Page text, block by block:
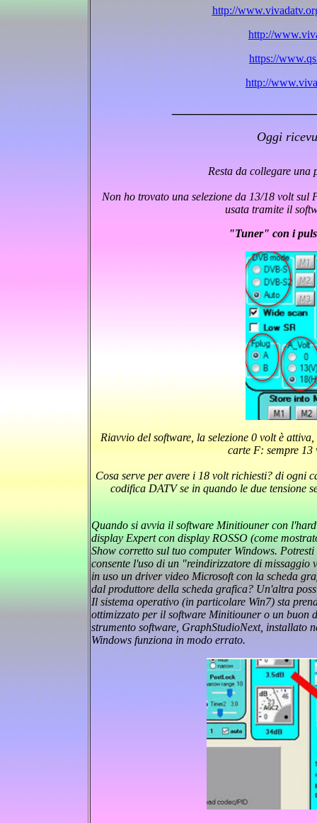
http://
http://
https://
http://
Oggi
Resta da collegare
Non ho trovato una selezione da 13/18 volt sul
usata tramite il
"Tuner" con i
Riavvio del software, la selezione 0 volt è
carte F: sempre 13
Cosa serve per avere i 18 volt richiesti? di ogni
codifica DATV se in quando le due tensione
Quando si avvia il software Minitiouner con
display Expert con display ROSSO (come
Show corretto sul tuo computer Windows.
consente l'uso di un "reindirizzatore di missaggio
in uso un driver video Microsoft con la scheda
dal produttore della scheda grafica? Un'altra
Il sistema operativo (in particolare Win7) sta
ottimizzato per il software Minitiouner o un buon
strumento software, GraphStudioNext, installato
Windows funziona in modo errato.